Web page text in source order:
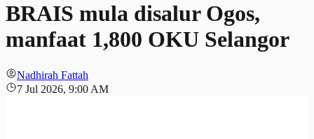
BRAIS mula disalur Ogos,
manfaat 1,800 OKU Selangor
Nadhirah Fattah
7 Jul 2026, 9:00 AM